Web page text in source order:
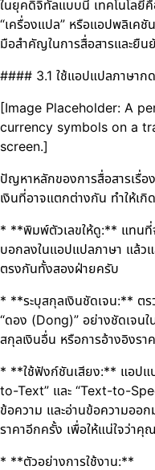
ในยุคดิจิทัลแบบนี้ เทคโนโลยี
“เครื่องแปล” หรือแอปพลิเค
มือสำคัญในการสื่อสารและยืน
#### 3.1 ใช้แอปแปลภาษาก
[Image Placeholder: A
currency symbols on a
screen.]
ปัญหาหลักของการสื่อสารเรื่อ
เงินที่อาจแตกต่างกัน ทำให้เกิ
* **พิมพ์ตัวเลขให้ดู:** แทนที่
บอกลงในแอปแปลภาษา แล้ว
ตรงกันทั้งสองฝ่ายครับ
* **ระบุสกุลเงินชัดเจน:** ตร
“ดอง (Dong)” อย่างชัดเจน
สกุลเงินอื่น หรือการอ้างอิงรา
* **ใช้ฟังก์ชันเสียง:** แอป
to-Text” และ “Text-to-
ข้อความ และอ่านข้อความออ
ราคาอีกครั้ง เพื่อให้แน่ใจว่าคุ
* **ตัวอย่างการใช้งาน:**